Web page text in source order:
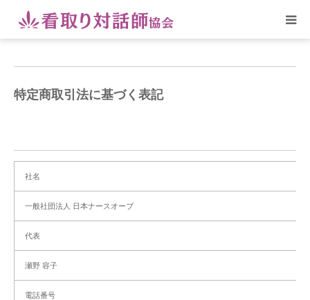
特定商取引法に基づく表記
社名
一般社団法人 日本ナースオーブ
代表
瀬野 容子
電話番号
代表より